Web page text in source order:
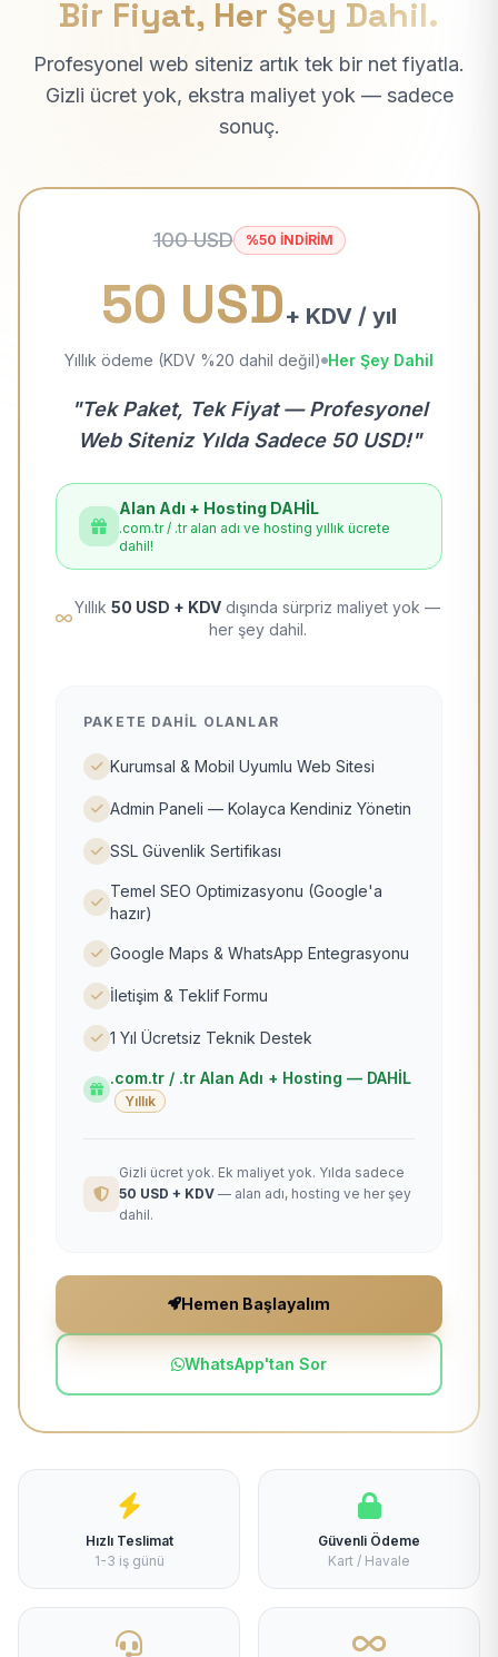
Bir Fiyat, Her Şey Dahil.
Profesyonel web siteniz artık tek bir net fiyatla.
Gizli ücret yok, ekstra maliyet yok — sadece
sonuç.
100 USD %50 İNDİRİM
50 USD+ KDV / yıl
Yıllık ödeme (KDV %20 dahil değil) Her Şey Dahil
"Tek Paket, Tek Fiyat — Profesyonel
Web Siteniz Yılda Sadece 50 USD!"
Alan Adı + Hosting DAHİL
.com.tr / .tr alan adı ve hosting yıllık ücrete
dahil!
Yıllık 50 USD + KDV dışında sürpriz maliyet yok —
her şey dahil.
PAKETE DAHIL OLANLAR
Kurumsal & Mobil Uyumlu Web Sitesi
Admin Paneli — Kolayca Kendiniz Yönetin
SSL Güvenlik Sertifikası
Temel SEO Optimizasyonu (Google'a
hazır)
Google Maps & WhatsApp Entegrasyonu
İletişim & Teklif Formu
1 Yıl Ücretsiz Teknik Destek
.com.tr / .tr Alan Adı + Hosting — DAHİL
Yıllık
Gizli ücret yok. Ek maliyet yok. Yılda sadece
50 USD + KDV — alan adı, hosting ve her şey
dahil.
Hemen Başlayalım
WhatsApp'tan Sor
Hızlı Teslimat
1-3 iş günü
Güvenli Ödeme
Kart / Havale